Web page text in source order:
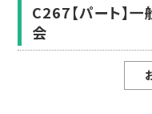
C267【パート】
会